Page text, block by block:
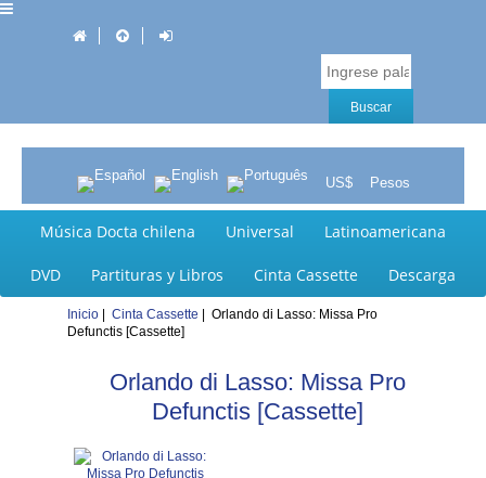
US$ Pesos
Música Docta chilena Universal Latinoamericana
DVD Partituras y Libros Cinta Cassette Descarga
Inicio| Cinta Cassette | Orlando di Lasso: Missa Pro
Defunctis [Cassette]
Orlando di Lasso: Missa Pro
Defunctis [Cassette]